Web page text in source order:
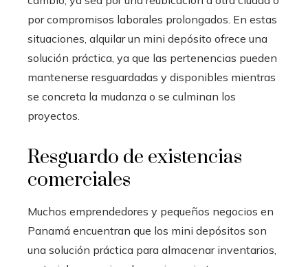
por compromisos laborales prolongados. En estas
situaciones, alquilar un mini depósito ofrece una
solución práctica, ya que las pertenencias pueden
mantenerse resguardadas y disponibles mientras
se concreta la mudanza o se culminan los
proyectos.
Resguardo de existencias
comerciales
Muchos emprendedores y pequeños negocios en
Panamá encuentran que los mini depósitos son
una solución práctica para almacenar inventarios,